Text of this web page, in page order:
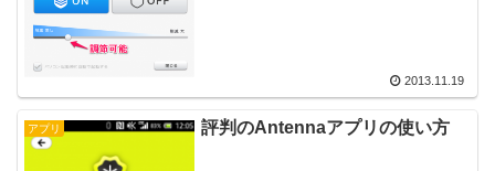
2013.11.19
アプリ 評判のAntennaアプリの使い方